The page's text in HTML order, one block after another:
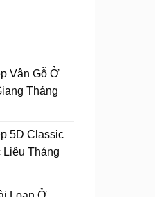
Vân Gỗ Ở
Tháng
5D Classic
Liêu Tháng